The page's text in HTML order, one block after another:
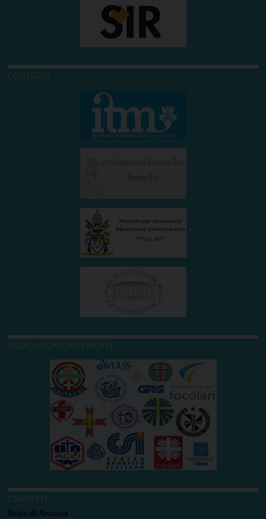
COLLEGATI
ASSOCIAZIONI E MOVIMENTI
CONTATTI
Sede di Ancona